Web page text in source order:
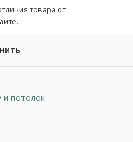
товара от
и потолок